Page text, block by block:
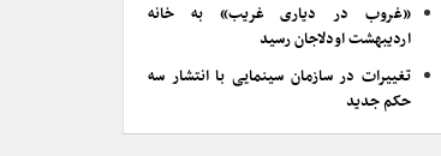
«غروب در دیاری غریب» به خانه
اردیبهشت اودلاجان رسید
تغییرات در سازمان سینمایی با انتشار سه
حکم جدید